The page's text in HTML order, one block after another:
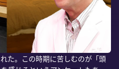
た。この時期に苦しむのが「頭